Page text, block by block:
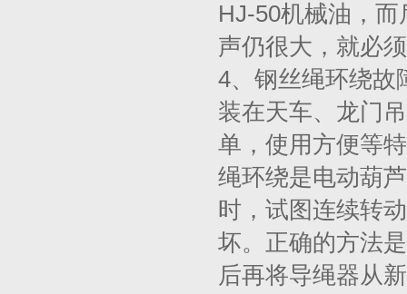
HJ-50机械油，
声仍很大，就必
4、钢丝绳环绕故
装在天车、龙门
单，使用方便等
绳环绕是电动葫
时，试图连续转
坏。正确的方法
后再将导绳器从